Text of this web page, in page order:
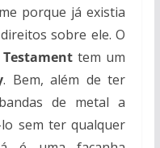
porque já existia
sobre ele. O
Testamenttem um
. Bem, além de ter
de metal a
sem ter qualquer